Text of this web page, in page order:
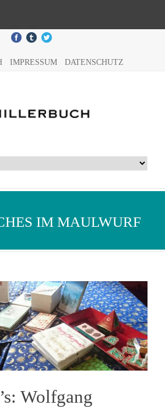
IMPRESSUM DATENSCHUTZ
IM MAULWURF
Wolfgang